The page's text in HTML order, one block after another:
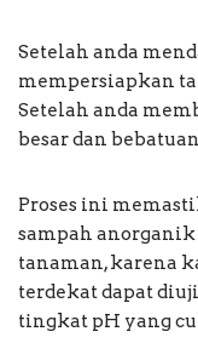
Setelah anda
mempersiapkan
Setelah anda
besar dan
Proses ini
sampah
tanaman, karena
terdekat dapat
tingkat pH yang